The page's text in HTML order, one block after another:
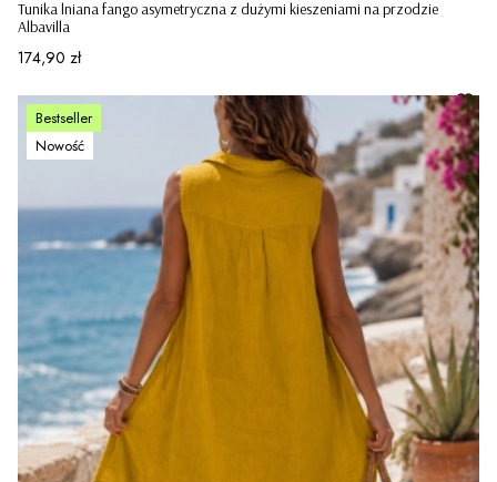
Tunika lniana fango asymetryczna z dużymi kieszeniami na przodzie
Albavilla
Cena
174,90 zł
Bestseller
Nowość